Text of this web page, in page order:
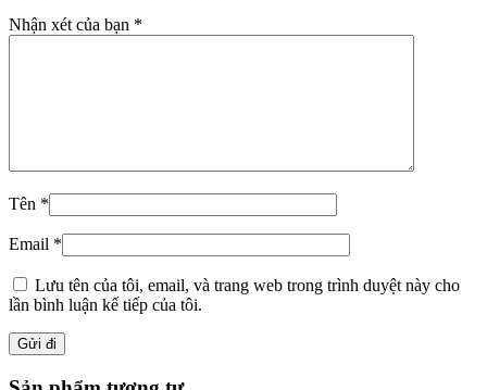
Nhận xét của bạn *
Tên *
Email *
Lưu tên của tôi, email, và trang web trong trình duyệt này cho
lần bình luận kế tiếp của tôi.